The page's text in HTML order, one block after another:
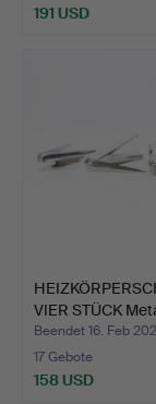
191 USD
VIER STÜCK
Beendet 16. Feb
17 Gebote
158 USD